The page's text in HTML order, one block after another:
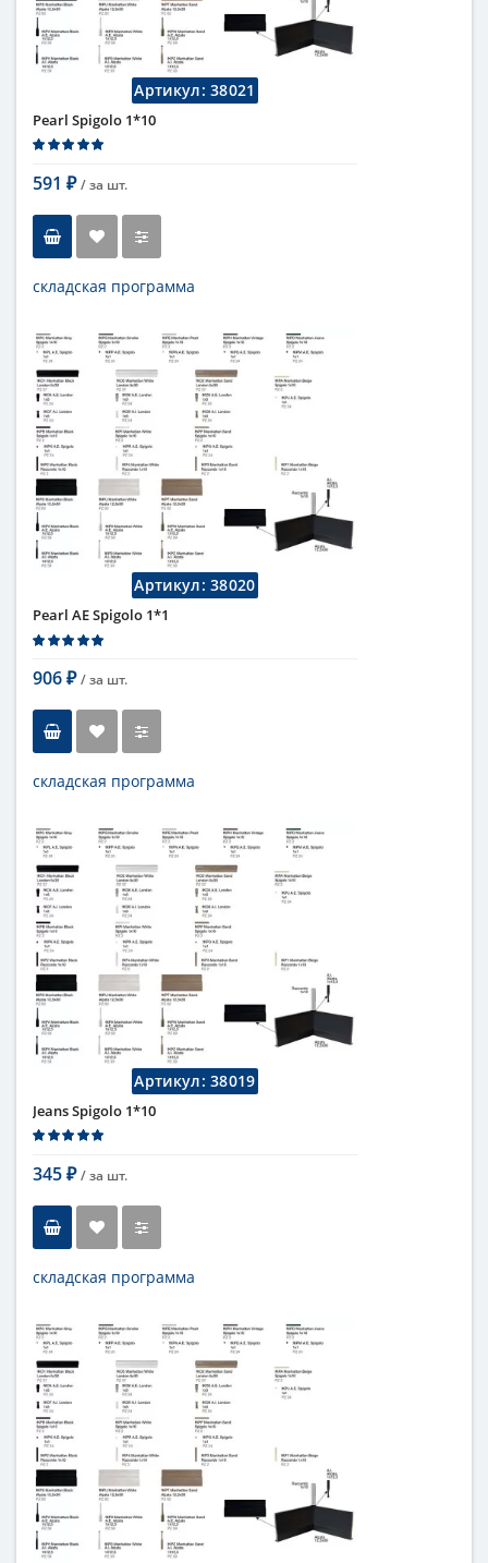
Артикул:38021
Pearl Spigolo 1*10
591 ₽ / за шт.
складская программа
Длина
1 см
Высота
10 см
Цвет
кремовый,светлый
Страна
Италия
Поверхность
глянцевая
Коллекция
Fap Ceramiche
Артикул:38020
Pearl AE Spigolo 1*1
906 ₽ / за шт.
складская программа
Длина
1 см
Высота
1 см
Цвет
кремовый,светлый
Страна
Италия
Поверхность
глянцевая
Коллекция
Fap Ceramiche
Артикул:38019
Jeans Spigolo 1*10
345 ₽ / за шт.
складская программа
Длина
1 см
Высота
10 см
Страна
Италия
Поверхность
глянцевая
Коллекция
Fap Ceramiche